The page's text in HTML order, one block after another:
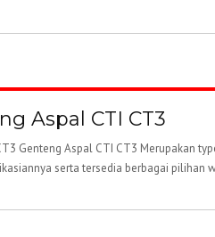
Aspal CTI CT3
Genteng Aspal CTI CT3 Merupakan
serta tersedia berbagai pilihan